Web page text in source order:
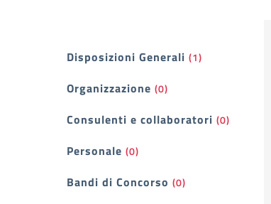
Filtri
Disposizioni Generali (1)
Organizzazione (0)
Consulenti e collaboratori (0)
Personale (0)
Bandi di Concorso (0)